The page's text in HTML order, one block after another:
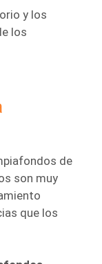
y los
los
de
son muy
que los